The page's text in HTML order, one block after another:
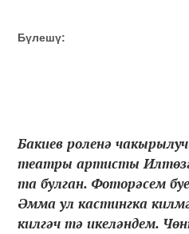
Бүлешү:
Бакиев роленә
театры артисты
та булган. Фоторәсем
Әмма ул кастингка
килгәч тә икеләндем.